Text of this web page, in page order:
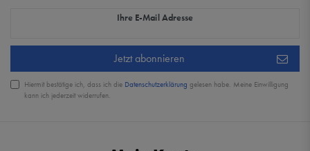
Ihre E-Mail Adresse
Newsletter Honig
Jetzt abonnieren
Hiermit bestätige ich, dass ich die Daten­schutz­erklärung gelesen habe. Meine Einwilligung
kann ich jederzeit widerrufen.